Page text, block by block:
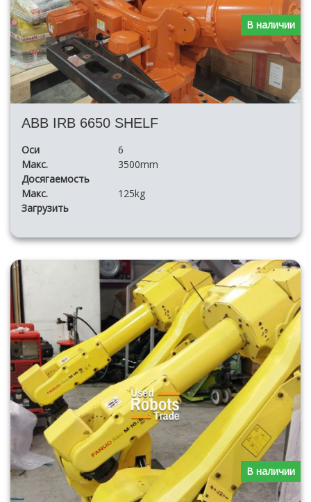
ABB IRB 6650 SHELF
Оси
6
Макс.
Досягаемость
3500mm
Макс.
Загрузить
125kg
В наличии
В наличии